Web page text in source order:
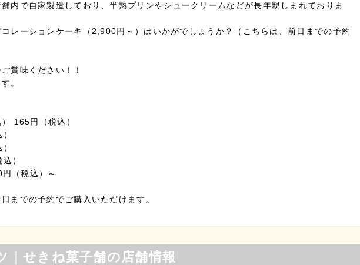
内で自家製造しており、半熟プリンやシュークリームなどが長年親しまれておりま
レーションケーキ（2,900円～）はいかがでしょうか？（こちらは、前日までの予約
賞味ください！！
。
165円（税込）
）
（税込）～
までの予約でご購入いただけます。
｜せきね菓子舗の店舗情報